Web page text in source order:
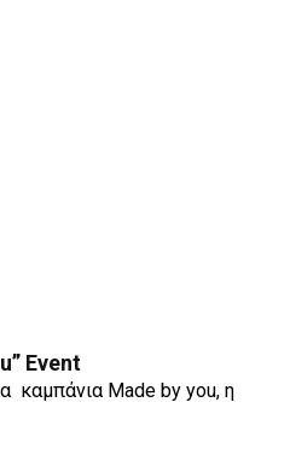
Event
καμπάνια Made by you, η